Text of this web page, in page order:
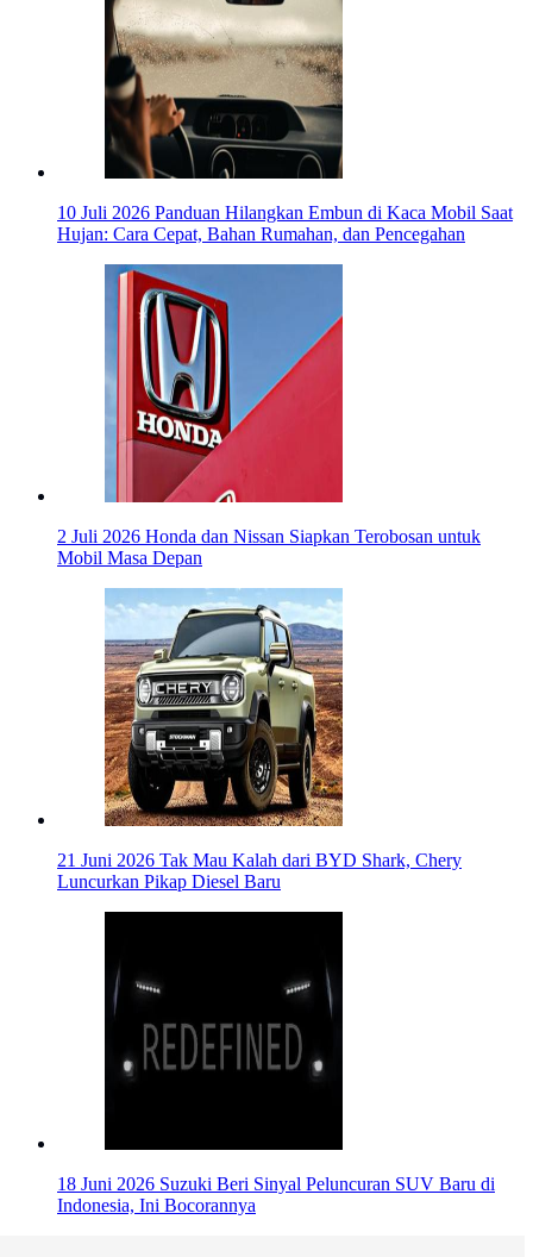
10 Juli 2026 Panduan Hilangkan Embun di Kaca Mobil Saat
Hujan: Cara Cepat, Bahan Rumahan, dan Pencegahan
2 Juli 2026 Honda dan Nissan Siapkan Terobosan untuk
Mobil Masa Depan
21 Juni 2026 Tak Mau Kalah dari BYD Shark, Chery
Luncurkan Pikap Diesel Baru
18 Juni 2026 Suzuki Beri Sinyal Peluncuran SUV Baru di
Indonesia, Ini Bocorannya